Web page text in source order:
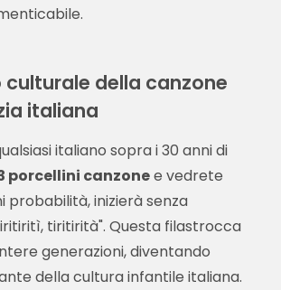
della canzone
italiana
italiano sopra i 30 anni di
porcellini canzonee vedrete
probabilità, inizierà senza
tiritirità". Questa filastrocca
generazioni, diventando
della cultura infantile italiana.